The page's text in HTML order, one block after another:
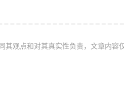
其观点和对其真实性负责，文章内容